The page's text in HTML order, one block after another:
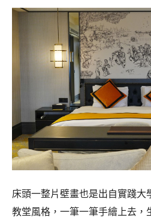
床頭一整片壁畫也是出自實踐大
教堂風格，一筆一筆手繪上去，